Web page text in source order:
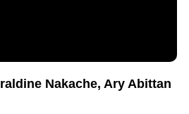
Nakache, Ary Abittan